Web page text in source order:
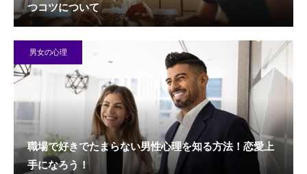
つコツについて
男女の心理
職場で好きでたまらない男性心理を知る方法！恋愛上
手になろう！